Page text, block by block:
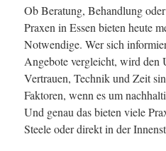
Ob Beratung, Behandlung
Praxen in Essen bieten heute
Notwendige. Wer sich
Angebote vergleicht, wird den
Vertrauen, Technik und Zeit
Faktoren, wenn es um
Und genau das bieten viele
Steele oder direkt in der